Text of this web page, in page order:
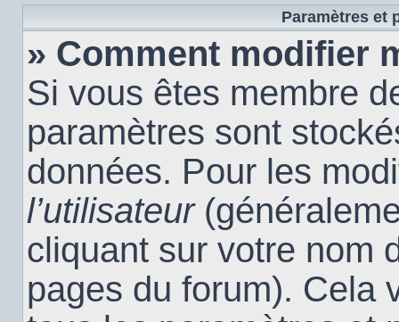
Paramètres et
» Comment modifier
Si vous êtes membre
paramètres sont
données. Pour les
l’utilisateur
cliquant sur votre nom
pages du forum). Cela